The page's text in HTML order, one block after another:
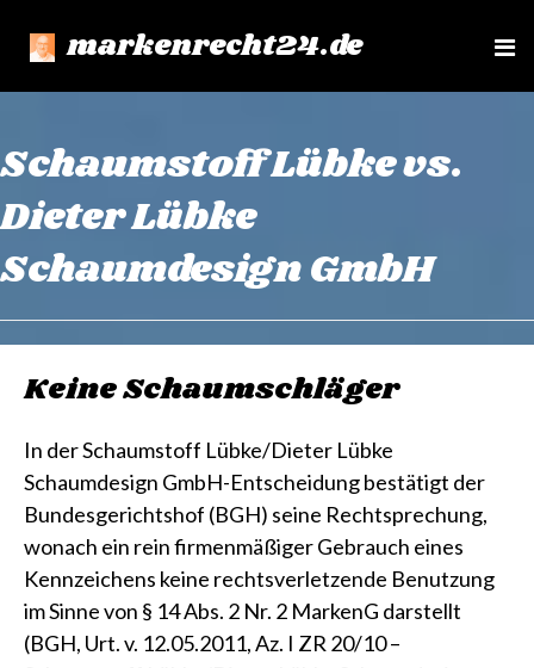
markenrecht24.de
e
Schaumstoff Lübke vs.
Dieter Lübke
Schaumdesign GmbH
Keine Schaumschläger
In der Schaumstoff Lübke/Dieter Lübke
Schaumdesign GmbH-Entscheidung bestätigt der
Bundesgerichtshof (BGH) seine Rechtsprechung,
wonach ein rein firmenmäßiger Gebrauch eines
Kennzeichens keine rechtsverletzende Benutzung
im Sinne von § 14 Abs. 2 Nr. 2 MarkenG darstellt
(BGH, Urt. v. 12.05.2011, Az. I ZR 20/10 –